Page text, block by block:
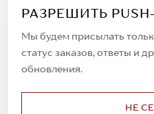
РАЗРЕШИТЬ
Мы будем присылать
статус заказов, ответы и
обновления.
НЕ
Всегда будьте в курсе
спецпредложений!
© 2023. AIT Shoes
Все права защищены